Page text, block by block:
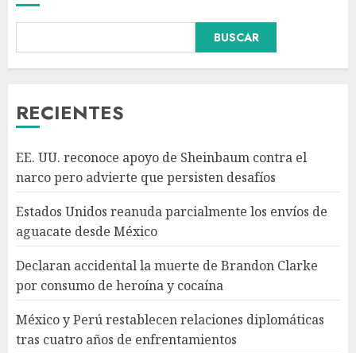
BUSCAR
RECIENTES
EE. UU. reconoce apoyo de Sheinbaum contra el
narco pero advierte que persisten desafíos
Estados Unidos reanuda parcialmente los envíos de
aguacate desde México
Declaran accidental la muerte de Brandon Clarke
por consumo de heroína y cocaína
México y Perú restablecen relaciones diplomáticas
tras cuatro años de enfrentamientos
Declaran accidental la muerte
de Brandon Clarke por
4
relaciones diplomáticas tras
cuatro años de
enfrentamientos
AGOSTO 8, 2026
5
Avances en reproducción
asistida saturan marco legal
mexicano, señala experto
AGOSTO 8, 2026